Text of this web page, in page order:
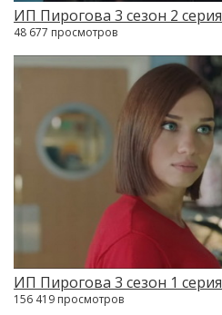
ИП Пирогова 3 сезон 2 серия
48 677 просмотров
ИП Пирогова 3 сезон 1 серия
156 419 просмотров